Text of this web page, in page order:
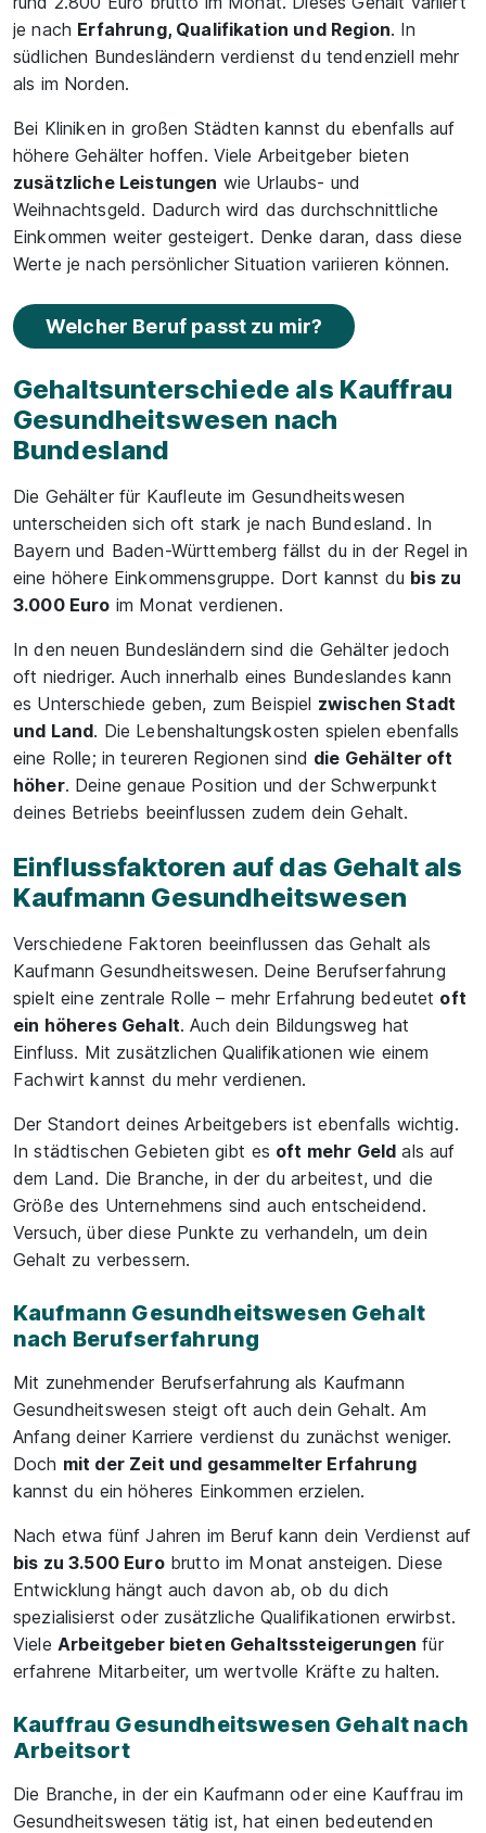
je nach Erfahrung, Qualifikation und Region. In
südlichen Bundesländern verdienst du tendenziell mehr
als im Norden.
Bei Kliniken in großen Städten kannst du ebenfalls auf
höhere Gehälter hoffen. Viele Arbeitgeber bieten
zusätzliche Leistungen wie Urlaubs- und
Weihnachtsgeld. Dadurch wird das durchschnittliche
Einkommen weiter gesteigert. Denke daran, dass diese
Werte je nach persönlicher Situation variieren können.
Welcher Beruf passt zu mir?
Gehaltsunterschiede als Kauffrau
Gesundheitswesen nach
Bundesland
Die Gehälter für Kaufleute im Gesundheitswesen
unterscheiden sich oft stark je nach Bundesland. In
Bayern und Baden-Württemberg fällst du in der Regel in
eine höhere Einkommensgruppe. Dort kannst du bis zu
3.000 Euro im Monat verdienen.
In den neuen Bundesländern sind die Gehälter jedoch
oft niedriger. Auch innerhalb eines Bundeslandes kann
es Unterschiede geben, zum Beispiel zwischen Stadt
und Land. Die Lebenshaltungskosten spielen ebenfalls
eine Rolle; in teureren Regionen sind die Gehälter oft
höher. Deine genaue Position und der Schwerpunkt
deines Betriebs beeinflussen zudem dein Gehalt.
Einflussfaktoren auf das Gehalt als
Kaufmann Gesundheitswesen
Verschiedene Faktoren beeinflussen das Gehalt als
Kaufmann Gesundheitswesen. Deine Berufserfahrung
spielt eine zentrale Rolle – mehr Erfahrung bedeutet oft
ein höheres Gehalt. Auch dein Bildungsweg hat
Einfluss. Mit zusätzlichen Qualifikationen wie einem
Fachwirt kannst du mehr verdienen.
Der Standort deines Arbeitgebers ist ebenfalls wichtig.
In städtischen Gebieten gibt es oft mehr Geld als auf
dem Land. Die Branche, in der du arbeitest, und die
Größe des Unternehmens sind auch entscheidend.
Versuch, über diese Punkte zu verhandeln, um dein
Gehalt zu verbessern.
Kaufmann Gesundheitswesen Gehalt
nach Berufserfahrung
Mit zunehmender Berufserfahrung als Kaufmann
Gesundheitswesen steigt oft auch dein Gehalt. Am
Anfang deiner Karriere verdienst du zunächst weniger.
Doch mit der Zeit und gesammelter Erfahrung
kannst du ein höheres Einkommen erzielen.
Nach etwa fünf Jahren im Beruf kann dein Verdienst auf
bis zu 3.500 Eurobrutto im Monat ansteigen. Diese
Entwicklung hängt auch davon ab, ob du dich
spezialisierst oder zusätzliche Qualifikationen erwirbst.
Viele Arbeitgeber bieten Gehaltssteigerungen für
erfahrene Mitarbeiter, um wertvolle Kräfte zu halten.
Kauffrau Gesundheitswesen Gehalt nach
Arbeitsort
Die Branche, in der ein Kaufmann oder eine Kauffrau im
Gesundheitswesen tätig ist, hat einen bedeutenden